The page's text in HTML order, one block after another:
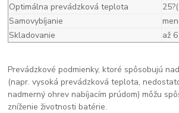
Optimálna prevádzková teplota
Samovybíjanie
Skladovanie
až
Prevádzkové podmienky, ktoré spôsobujú
(napr. vysoká prevádzková teplota,
nadmerný ohrev nabíjacím prúdom) môžu
zníženie životnosti batérie.